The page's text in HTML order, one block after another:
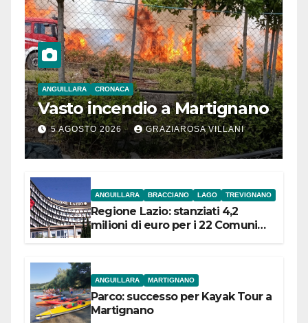
ANGUILLARA CRONACA
Vasto incendio a Martignano
5 AGOSTO 2026 GRAZIAROSA VILLANI
ANGUILLARA BRACCIANO LAGO TREVIGNANO
Regione Lazio: stanziati 4,2
milioni di euro per i 22 Comuni
ANGUILLARA MARTIGNANO
Parco: successo per Kayak Tour a
Martignano